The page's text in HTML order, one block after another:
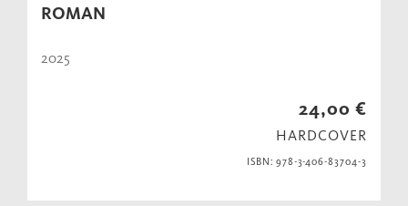
ROMAN
2025
24,00 €
HARDCOVER
ISBN: 978-3-406-83704-3